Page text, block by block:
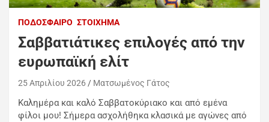
ΠΟΔΌΣΦΑΙΡΟ ΣΤΟΊΧΗΜΑ
Σαββατιάτικες επιλογές από την
ευρωπαϊκή ελίτ
25 Απριλίου 2026 Ματσωμένος Γάτος
Καλημέρα και καλό Σαββατοκύριακο και από εμένα
φίλοι μου! Σήμερα ασχολήθηκα κλασικά με αγώνες από